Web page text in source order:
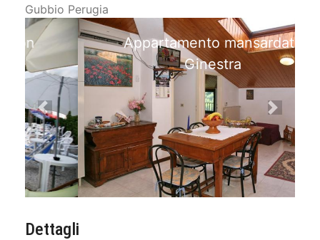
Gubbio Perugia
Appartamento mansardato
Ginestra
Previous Next
Dettagli